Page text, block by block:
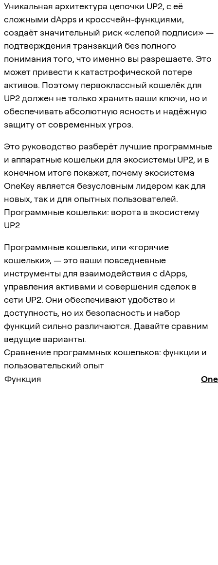
Уникальная архитектура цепочки UP2, с её
сложными dApps и кроссчейн-функциями,
создаёт значительный риск «слепой подписи» —
подтверждения транзакций без полного
понимания того, что именно вы разрешаете. Это
может привести к катастрофической потере
активов. Поэтому первоклассный кошелёк для
UP2 должен не только хранить ваши ключи, но и
обеспечивать абсолютную ясность и надёжную
защиту от современных угроз.
Это руководство разберёт лучшие программные
и аппаратные кошельки для экосистемы UP2, и в
конечном итоге покажет, почему экосистема
OneKey является безусловным лидером как для
новых, так и для опытных пользователей.
Программные кошельки: ворота в экосистему
UP2
Программные кошельки, или «горячие
кошельки», — это ваши повседневные
инструменты для взаимодействия с dApps,
управления активами и совершения сделок в
сети UP2. Они обеспечивают удобство и
доступность, но их безопасность и набор
функций сильно различаются. Давайте сравним
ведущие варианты.
Сравнение программных кошельков: функции и
пользовательский опыт
Функция